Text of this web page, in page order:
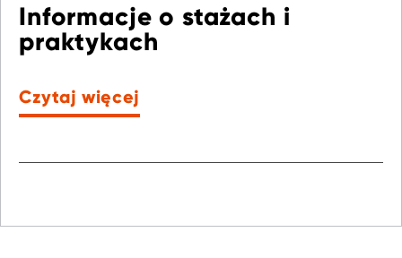
Informacje o stażach i
praktykach
Czytaj więcej